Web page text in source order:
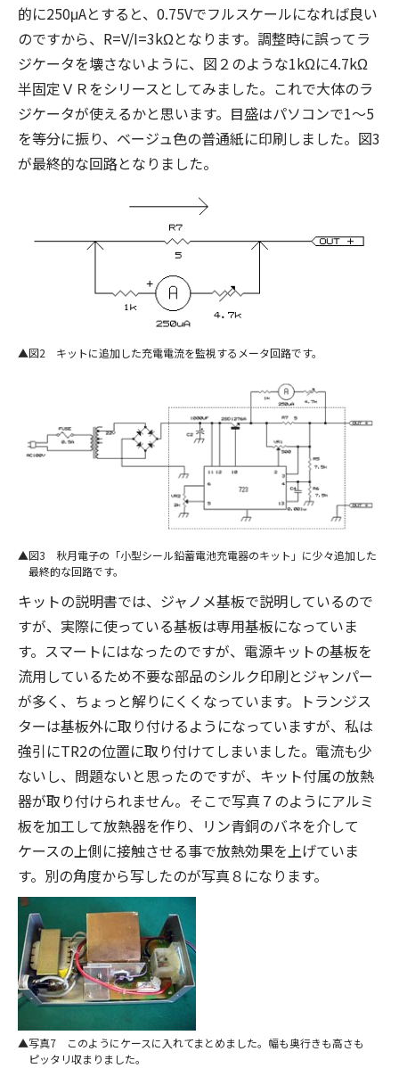
的に250μAとすると、0.75Vでフルスケールになれば良い
のですから、R=V/I=3kΩとなります。調整時に誤ってラ
ジケータを壊さないように、図２のような1kΩに4.7kΩ
半固定ＶＲをシリースとしてみました。これで大体のラ
ジケータが使えるかと思います。目盛はパソコンで1～5
を等分に振り、ベージュ色の普通紙に印刷しました。図3
が最終的な回路となりました。
図2 キットに追加した充電電流を監視するメータ回路です。
図3 秋月電子の「小型シール鉛蓄電池充電器のキット」に少々追加した
最終的な回路です。
キットの説明書では、ジャノメ基板で説明しているので
すが、実際に使っている基板は専用基板になっていま
す。スマートにはなったのですが、電源キットの基板を
流用しているため不要な部品のシルク印刷とジャンパー
が多く、ちょっと解りにくくなっています。トランジス
ターは基板外に取り付けるようになっていますが、私は
強引にTR2の位置に取り付けてしまいました。電流も少
ないし、問題ないと思ったのですが、キット付属の放熱
器が取り付けられません。そこで写真７のようにアルミ
板を加工して放熱器を作り、リン青銅のバネを介して
ケースの上側に接触させる事で放熱効果を上げていま
す。別の角度から写したのが写真８になります。
写真7 このようにケースに入れてまとめました。幅も奥行きも高さも
ピッタリ収まりました。